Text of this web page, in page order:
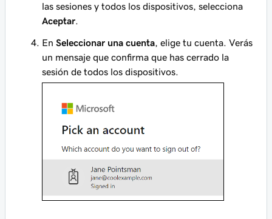
las sesiones y todos los dispositivos, selecciona
Aceptar
En Seleccionar una cuenta , elige tu cuenta. Verás
un mensaje que confirma que has cerrado la
sesión de todos los dispositivos.